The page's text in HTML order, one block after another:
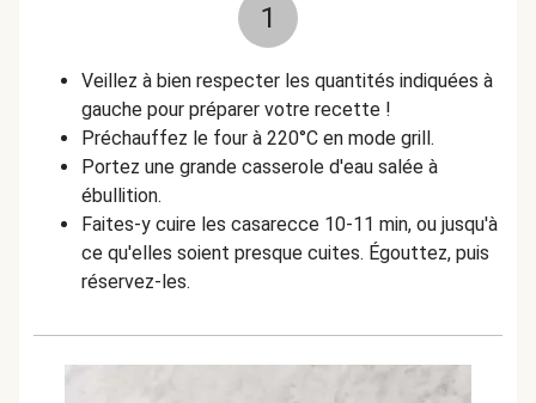
1
Veillez à bien respecter les quantités indiquées à
gauche pour préparer votre recette !
Préchauffez le four à 220°C en mode grill.
Portez une grande casserole d'eau salée à
ébullition.
Faites-y cuire les casarecce 10-11 min, ou jusqu'à
ce qu'elles soient presque cuites. Égouttez, puis
réservez-les.